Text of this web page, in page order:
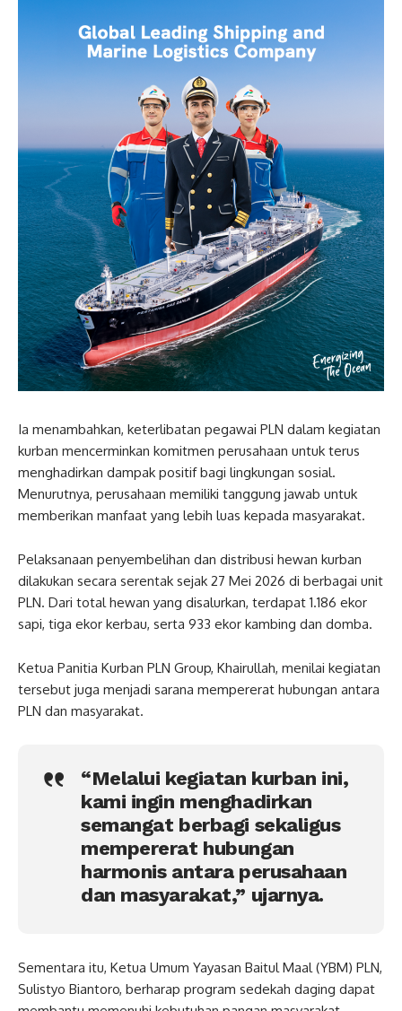
Ia menambahkan, keterlibatan pegawai PLN dalam kegiatan
kurban mencerminkan komitmen perusahaan untuk terus
menghadirkan dampak positif bagi lingkungan sosial.
Menurutnya, perusahaan memiliki tanggung jawab untuk
memberikan manfaat yang lebih luas kepada masyarakat.
Pelaksanaan penyembelihan dan distribusi hewan kurban
dilakukan secara serentak sejak 27 Mei 2026 di berbagai unit
PLN. Dari total hewan yang disalurkan, terdapat 1.186 ekor
sapi, tiga ekor kerbau, serta 933 ekor kambing dan domba.
Ketua Panitia Kurban PLN Group, Khairullah, menilai kegiatan
tersebut juga menjadi sarana mempererat hubungan antara
PLN dan masyarakat.
“Melalui kegiatan kurban ini,
kami ingin menghadirkan
semangat berbagi sekaligus
mempererat hubungan
harmonis antara perusahaan
dan masyarakat,” ujarnya.
Sementara itu, Ketua Umum Yayasan Baitul Maal (YBM) PLN,
Sulistyo Biantoro, berharap program sedekah daging dapat